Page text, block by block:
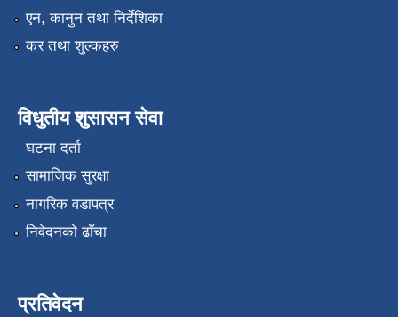
एन, कानुन तथा निर्देशिका
कर तथा शुल्कहरु
विधुतीय शुसासन सेवा
घटना दर्ता
सामाजिक सुरक्षा
नागरिक वडापत्र
निवेदनको ढाँचा
प्रतिवेदन